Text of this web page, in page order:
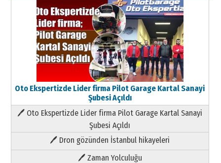
Oto Ekspertizde Lider firma Pilot Garage Kartal Sanayi
Şubesi Açıldı
🖊 Oto Ekspertizde Lider firma Pilot Garage Kartal Sanayi
Şubesi Açıldı
🖊 Dron gözünden İstanbul hikayeleri
🖊 Zaman Yolculuğu